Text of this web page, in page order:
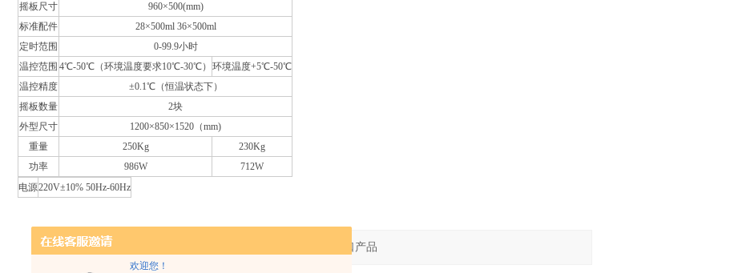
欢迎您！
摇板尺寸
960×500(mm)
标准配件
28×500ml 36×500ml
定时范围
0-99.9小时
温控范围 4℃-50℃（环境温度要求10℃-30℃） 环境温度+5℃-50℃
温控精度
±0.1℃（恒温状态下）
摇板数量
2块
外型尺寸
1200×850×1520（mm)
重量
250Kg
230Kg
功率
986W
712W
电源220V±10% 50Hz-60Hz
产品：